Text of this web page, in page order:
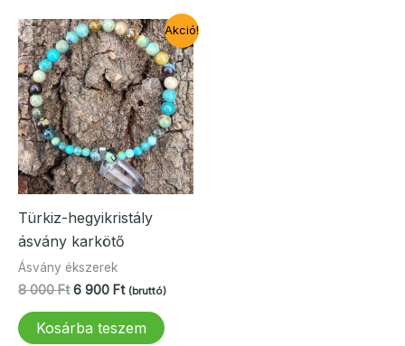
Akció!
Türkiz-hegyikristály
ásvány karkötő
Ásvány ékszerek
8 000Ft Original
was:
8
6 900 FtCurrent
6
(bruttó)
Kosárba teszem